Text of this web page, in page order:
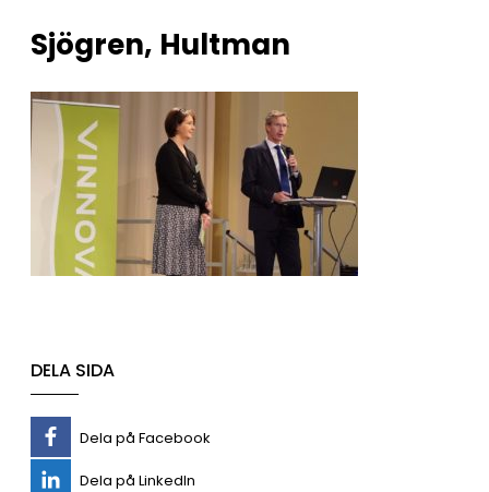
Sjögren, Hultman
DELA SIDA
Dela på Facebook
Dela på LinkedIn